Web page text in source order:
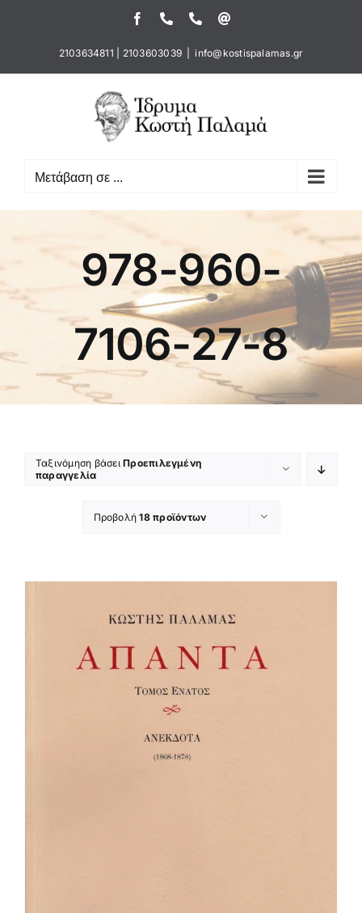
περιεχόμενο
FacebookΤηλέφωνοΤηλέφωνο
2103634811 2103603039 info@kostispalamas.gr
Μετάβαση σε ...
978-960-
7106-27-8
Ταξινόμηση βάσειΠροεπιλεγμένη
παραγγελία
Προβολή18 προϊόντων